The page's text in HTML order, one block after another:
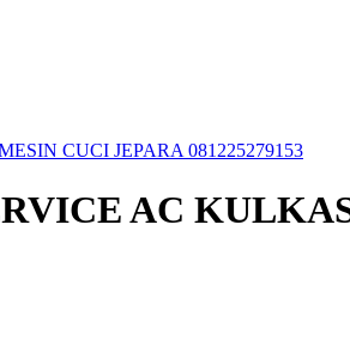
CUCI JEPARA 081225279153
AC